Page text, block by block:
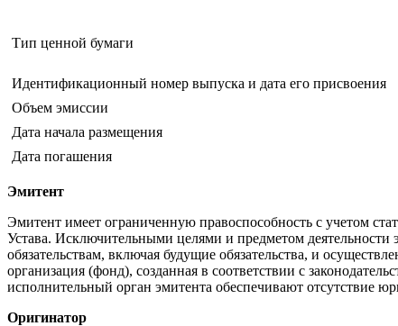
Тип ценной бумаги
Идентификационный номер выпуска и дата его присвоения
Объем эмиссии
Дата начала размещения
Дата погашения
Эмитент
Эмитент имеет ограниченную правоспособность с учетом
Устава. Исключительными целями и предметом
обязательствам, включая будущие обязательства, и
организация (фонд), созданная в соответствии с
исполнительный орган эмитента обеспечивают отсутствие
Оригинатор